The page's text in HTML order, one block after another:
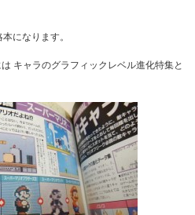
になります。
キャラのグラフィックレベル進化特集と